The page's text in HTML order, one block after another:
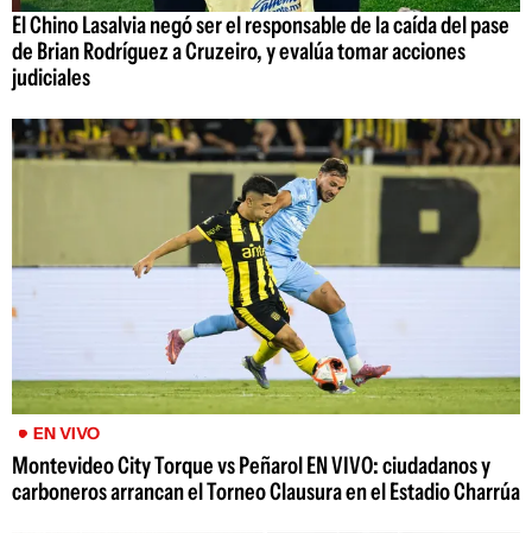
El Chino Lasalvia negó ser el responsable de la caída del pase
de Brian Rodríguez a Cruzeiro, y evalúa tomar acciones
judiciales
EN VIVO
Montevideo City Torque vs Peñarol EN VIVO: ciudadanos y
carboneros arrancan el Torneo Clausura en el Estadio Charrúa